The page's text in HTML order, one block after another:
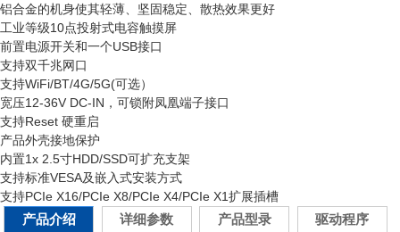
铝合金的机身使其轻薄、坚固稳定、散热效果更好
工业等级10点投射式电容触摸屏
前置电源开关和一个USB接口
支持双千兆网口
支持WiFi/BT/4G/5G(可选）
宽压12-36V DC-IN，可锁附凤凰端子接口
支持Reset 硬重启
产品外壳接地保护
内置1x 2.5寸HDD/SSD可扩充支架
支持标准VESA及嵌入式安装方式
支持PCIe X16/PCIe X8/PCIe X4/PCIe X1扩展插槽
产品介绍
详细参数 产品型录 驱动程序